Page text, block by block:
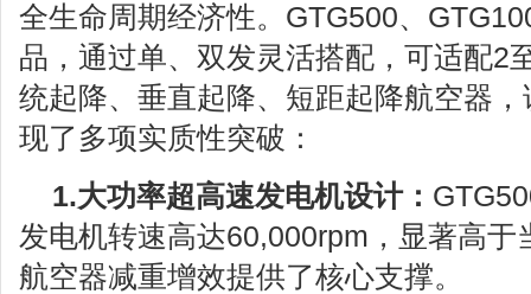
全生命周期经济性。GTG500、
品，通过单、双发灵活搭配，可适配2
统起降、垂直起降、短距起降航空器
现了多项实质性突破：
1.大功率超高速发电机设计：
发电机转速高达60,000rpm，显著高于
航空器减重增效提供了核心支撑。